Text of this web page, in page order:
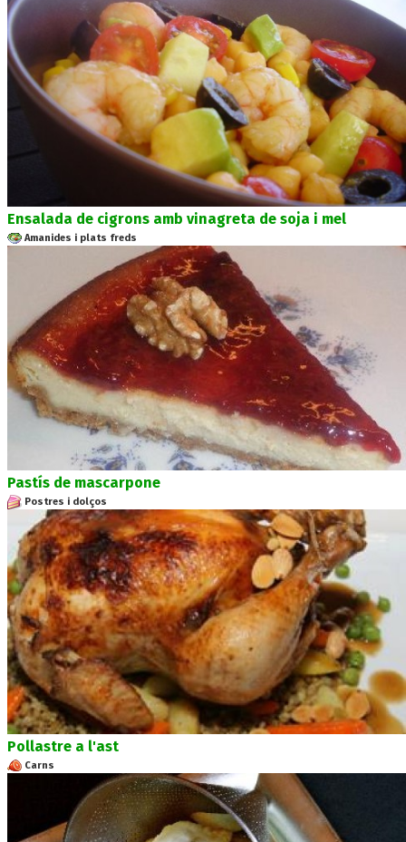
Ensalada de cigrons amb vinagreta de soja i mel
Amanides i plats freds
Pastís de mascarpone
Postres i dolços
Pollastre a l'ast
Carns